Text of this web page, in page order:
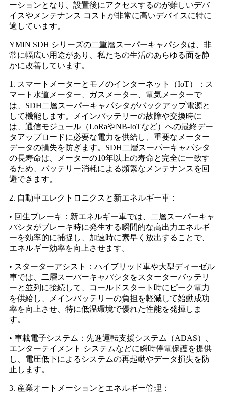
ーションとなり、設置後にアクセスするのが難しいデバ
イスやメンテナンス コストが非常に高いデバイスに特に
適しています。
YMIN SDH シリーズの二重層スーパーキャパシタは、非
常に幅広い用途があり、私たちの生活のあらゆる面を静
かに改善しています。
1. スマートメーターとモノのインターネット（IoT）：ス
マート水道メーター、ガスメーター、電気メーターで
は、SDH二層スーパーキャパシタがバックアップ電源と
して機能します。メインバッテリーの故障や交換時に
は、通信モジュール（LoRaやNB-IoTなど）への最終デー
タアップロードに必要な電力を供給し、重要なメーター
データの損失を防ぎます。SDH二層スーパーキャパシタ
の長寿命は、メーターの10年以上の寿命と完全に一致す
るため、バッテリー消耗による頻繁なメンテナンスを回
避できます。
2. 自動車エレクトロニクスと新エネルギー車：
• 回生ブレーキ：新エネルギー車では、二層スーパーキャ
パシタがブレーキ時に発生する瞬間的な高出力エネルギ
ーを効率的に捕捉し、加速時に素早く放出することで、
エネルギー効率を向上させます。
• スターターアシスト：ハイブリッド車や大型ディーゼル
車では、二層スーパーキャパシタをスターターバッテリ
ーと並列に接続して、コールドスタート時にピーク電力
を供給し、メインバッテリーの負担を軽減して始動成功
率を向上させ、特に低温環境で優れた性能を発揮しま
す。
• 車載電子システム：先進運転支援システム（ADAS）、
エンターテイメント システムなどに瞬時停電保護を提供
し、電圧低下によるシステムの再起動やデータ損失を防
止します。
3. 産業オートメーションとエネルギー管理：